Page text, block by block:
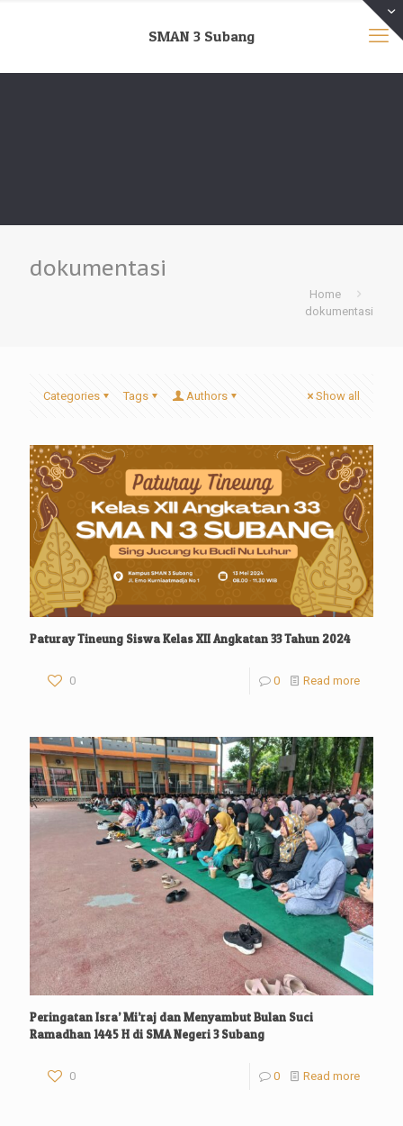
SMAN 3 Subang
dokumentasi
Home
dokumentasi
Categories Tags Authors Show all
Paturay Tineung Siswa Kelas XII Angkatan 33 Tahun 2024
0 0 Read more
Peringatan Isra’ Mi’raj dan Menyambut Bulan Suci
Ramadhan 1445 H di SMA Negeri 3 Subang
0 0 Read more